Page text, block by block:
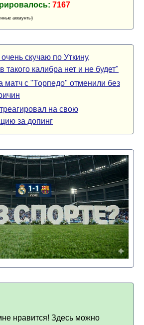
7167
аккаунты)
скучаю по Уткину,
такого калибра нет и не будет"
матч с "Торпедо" отменили без
на свою
за допинг
нравится! Здесь можно